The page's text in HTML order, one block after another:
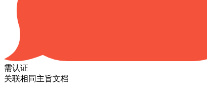
需认证
关联相同主旨文档